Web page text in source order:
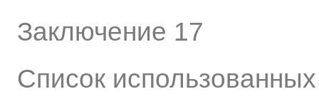
Заключение 17
Список